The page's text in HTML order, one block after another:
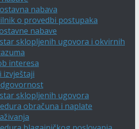
nabava
o provedbi postupaka
nabave
sklopljenih ugovora i okvirnih
interesa
izvještaji
sklopljenih ugovora
obračuna i naplate